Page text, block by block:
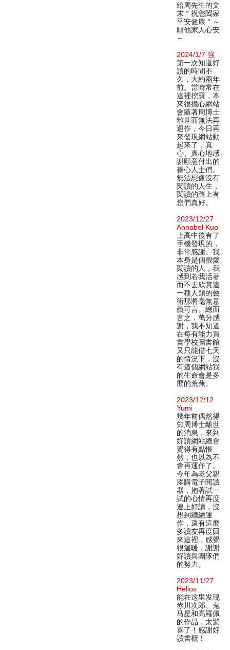
給周先生的文
末＂祝您闔家
平安健康＂～
願他家人心安
～
2024/1/7 強
第一次知道好
讀的時間不
久，大約兩年
前。當時常在
這裡挖寶，本
來很擔心網站
會隨著周博士
離世而無法再
運作，今日再
來發現網站動
起來了，真
心、真心地感
謝願意付出的
善心人士們。
無法想像沒有
閱讀的人生，
閱讀的路上有
您們真好。
2023/12/27
Annabel Kuo
上高中後有了
手機發現的，
非常感謝。我
本身是個很愛
閱讀的人，我
感到若我活著
而不去欣賞這
一種人類的藝
術那將毫無意
義可言。總而
言之，萬分感
謝，我不知道
在每有能力買
書學校圖書館
又只能借七天
的情況下，沒
有這個網站我
的生命會是多
麼的荒蕪。
2023/12/12
Yumi
幾年前偶然得
知周博士離世
的消息，來到
好讀網站總會
覺得有點悵
然，也以為不
會再運作了。
今年為老父親
添購電子閱讀
器，抱著試一
試的心情再度
連上好讀，沒
想到繼續運
作，還有這麼
多讀友再度回
來這裡，感覺
很溫暖，謝謝
好讀與團隊們
的努力。
2023/11/27
Helios
能在这里发现
赤川次郎、鬼
马星和高羅佩
的作品，太驚
喜了！感謝好
讀書櫃！